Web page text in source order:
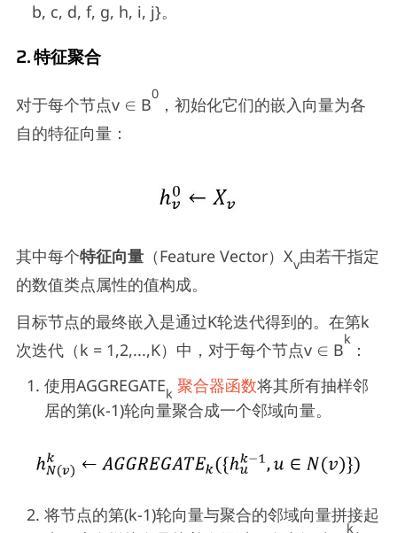
b, c, d, f, g, h, i, j}。
2. 特征聚合
对于每个节点v ∈ B
0
，初始化它们的嵌入向量为各
自的特征向量：
其中每个特征向量（Feature Vector）Xv由若干指定
的数值类点属性的值构成。
目标节点的最终嵌入是通过K轮迭代得到的。在第k
次迭代（k = 1,2,...,K）中，对于每个节点v ∈ B
k
：
使用AGGREGATEk 聚合器函数将其所有抽样邻
居的第(k-1)轮向量聚合成一个邻域向量。
将节点的第(k-1)轮向量与聚合的邻域向量拼接起
k